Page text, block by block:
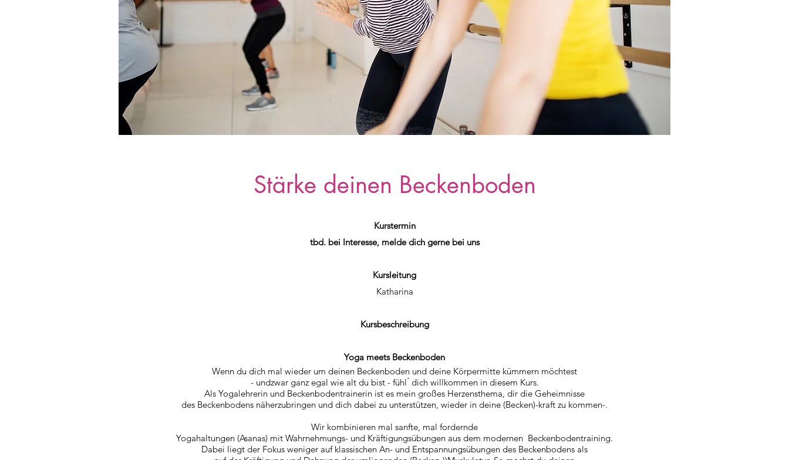
Stärke deinen Beckenboden
Kurstermin
tbd. bei Interesse, melde dich gerne bei uns
Kursleitung
Katharina
Kursbeschreibung
Yoga meets Beckenboden
Wenn du dich mal wieder um deinen Beckenboden und deine Körpermitte kümmern möchtest
- undzwar ganz egal wie alt du bist - fühl ́ dich willkommen in diesem Kurs.
Als Yogalehrerin und Beckenbodentrainerin ist es mein großes Herzensthema, dir die Geheimnisse
des Beckenbodens näherzubringen und dich dabei zu unterstützen, wieder in deine (Becken)-kraft zu kommen-.
Wir kombinieren mal sanfte, mal fordernde
Yogahaltungen (Asanas) mit Wahrnehmungs- und Kräftigungsübungen aus dem modernen Beckenbodentraining.
Dabei liegt der Fokus weniger auf klassischen An- und Entspannungsübungen des Beckenbodens als